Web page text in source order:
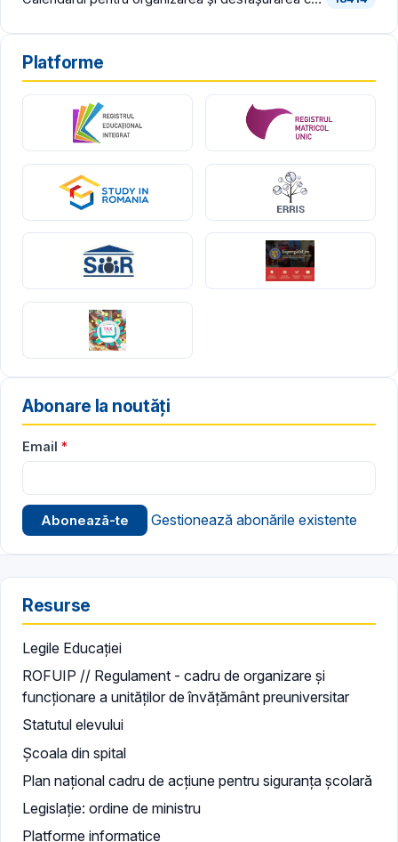
Platforme
Abonare la noutăți
Email
Gestionează abonările existente
Resurse
Legile Educației
ROFUIP // Regulament - cadru de organizare și
funcționare a unităților de învățământ preuniversitar
Statutul elevului
Școala din spital
Plan național cadru de acțiune pentru siguranța școlară
Legislație: ordine de ministru
Platforme informatice